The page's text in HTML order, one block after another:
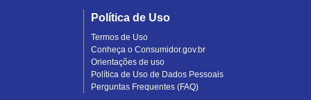
Política de Uso
Termos de Uso
Conheça o Consumidor.gov.br
Orientações de uso
Política de Uso de Dados Pessoais
Perguntas Frequentes (FAQ)